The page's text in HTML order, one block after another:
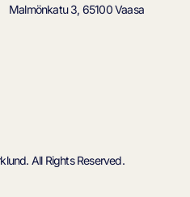
Malmönkatu 3, 65100 Vaasa
All Rights Reserved.